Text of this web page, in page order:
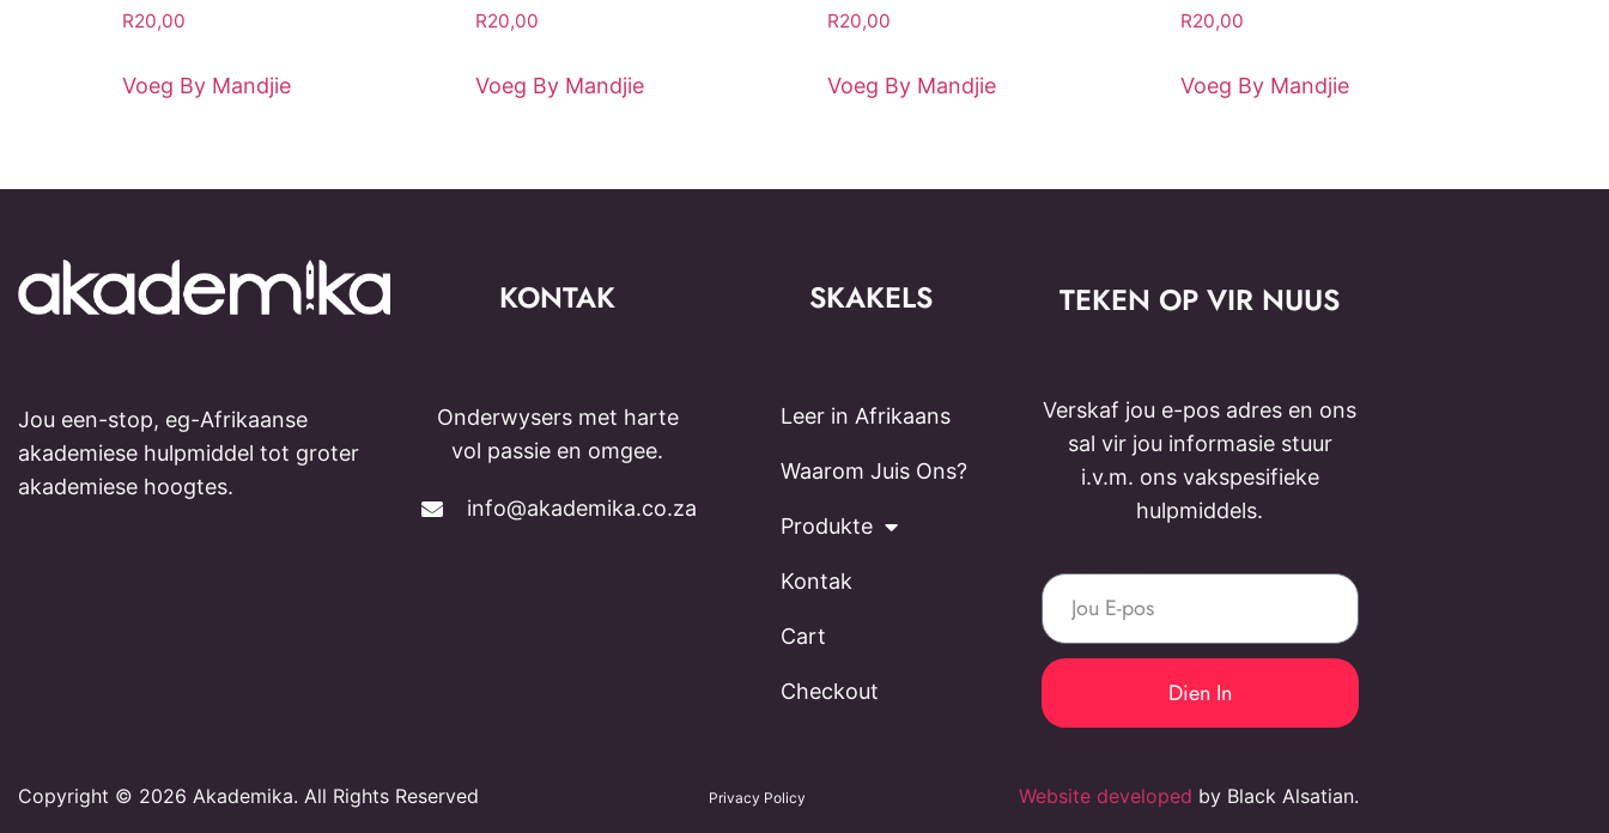
R20,00
Voeg By Mandjie
R20,00
Voeg By Mandjie
R20,00
Voeg By Mandjie
R20,00
Voeg By Mandjie
Jou een-stop, eg-Afrikaanse
akademiese hulpmiddel tot groter
akademiese hoogtes.
KONTAK
Onderwysers met harte
vol passie en omgee.
info@akademika.co.za
SKAKELS
Leer in Afrikaans
Waarom Juis Ons?
Produkte
Kontak
Cart
Checkout
TEKEN OP VIR NUUS
Verskaf jou e-pos adres en ons
sal vir jou informasie stuur
i.v.m. ons vakspesifieke
hulpmiddels.
Dien In
Copyright © 2026 Akademika. All Rights Reserved Privacy Policy Website developed by Black Alsatian.